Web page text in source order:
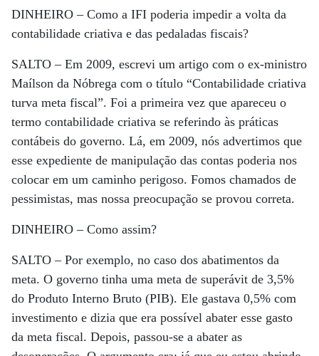
DINHEIRO –Como a IFI poderia impedir a volta da
contabilidade criativa e das pedaladas fiscais?
SALTO –Em 2009, escrevi um artigo com o ex-ministro
Maílson da Nóbrega com o título “Contabilidade criativa
turva meta fiscal”. Foi a primeira vez que apareceu o
termo contabilidade criativa se referindo às práticas
contábeis do governo. Lá, em 2009, nós advertimos que
esse expediente de manipulação das contas poderia nos
colocar em um caminho perigoso. Fomos chamados de
pessimistas, mas nossa preocupação se provou correta.
DINHEIRO –Como assim?
SALTO –Por exemplo, no caso dos abatimentos da
meta. O governo tinha uma meta de superávit de 3,5%
do Produto Interno Bruto (PIB). Ele gastava 0,5% com
investimento e dizia que era possível abater esse gasto
da meta fiscal. Depois, passou-se a abater as